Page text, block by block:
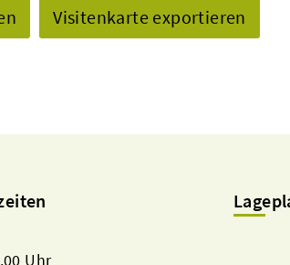
Visitenkarte exportieren
Uhr